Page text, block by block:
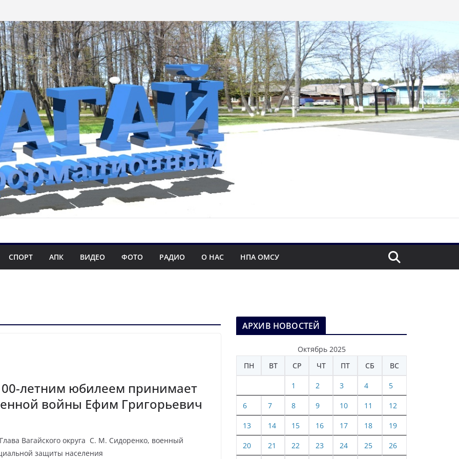
СПОРТ АПК ВИДЕО ФОТО РАДИО О НАС НПА ОМСУ
летним юбилеем принимает
войны Ефим Григорьевич
Вагайского округа С. М. Сидоренко, военный
защиты населения
АРХИВ НОВОСТЕЙ
Октябрь 2025
ПН
ВТ СР ЧТ ПТ СБ ВС
1 2 3 4 5
6 7 8 9 10 11 12
13 14 15 16 17 18 19
20 21 22 23 24 25 26